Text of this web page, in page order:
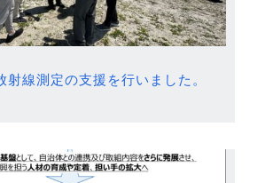
射線測定の支援を行いました。